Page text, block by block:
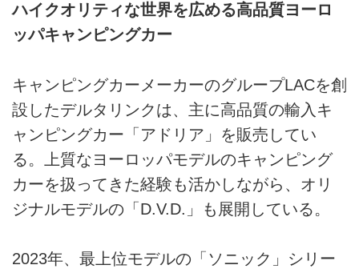
ハイクオリティな世界を広める高品質ヨーロ
ッパキャンピングカー
キャンピングカーメーカーのグループLACを創
設したデルタリンクは、主に高品質の輸入キ
ャンピングカー「アドリア」を販売してい
る。上質なヨーロッパモデルのキャンピング
カーを扱ってきた経験も活かしながら、オリ
ジナルモデルの「D.V.D.」も展開している。
2023年、最上位モデルの「ソニック」シリー